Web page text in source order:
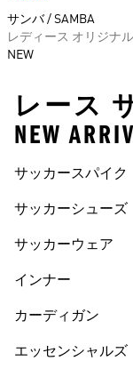
サンバ / SAMBA
レディース オリジナ
NEW
レース
NEW
サッカースパイク
サッカーシューズ
サッカーウェア
インナー
カーディガン
エッセンシャルズ